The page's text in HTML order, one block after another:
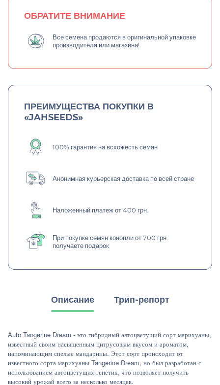
ОБРАТИТЕ ВНИМАНИЕ
Все семена продаются в оригинальной упаковке
производителя или магазина!
ПРЕИМУЩЕСТВА ПОКУПКИ В
«JAHSEEDS»
100% гарантия на всхожесть семян
Анонимная курьерская доставка по всей стране
Наложенный платеж от 400 грн.
При покупке семян конопли от 700 грн.
получаете подарок
Описание Трип-репорт
Auto Tangerine Dream - это гибридный автоцветущий сорт марихуаны,
известный своим насыщенным цитрусовым вкусом и ароматом,
напоминающим спелые мандарины. Этот сорт происходит от
известного сорта марихуаны Tangerine Dream, но был разработан с
использованием автоцветущих генетик, что позволяет получить
высокий урожай всего за несколько месяцев.